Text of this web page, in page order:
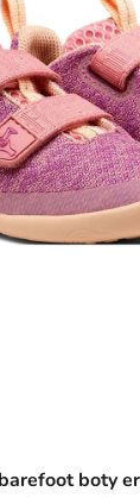
boty